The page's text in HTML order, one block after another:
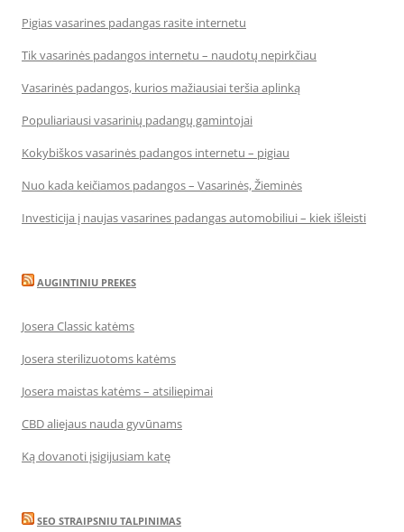
Pigias vasarines padangas rasite internetu
Tik vasarinės padangos internetu – naudotų nepirkčiau
Vasarinės padangos, kurios mažiausiai teršia aplinką
Populiariausi vasarinių padangų gamintojai
Kokybiškos vasarinės padangos internetu – pigiau
Nuo kada keičiamos padangos – Vasarinės, Žieminės
Investicija į naujas vasarines padangas automobiliui – kiek išleisti
AUGINTINIU PREKES
Josera Classic katėms
Josera sterilizuotoms katėms
Josera maistas katėms – atsiliepimai
CBD aliejaus nauda gyvūnams
Ką dovanoti įsigijusiam katę
SEO STRAIPSNIU TALPINIMAS